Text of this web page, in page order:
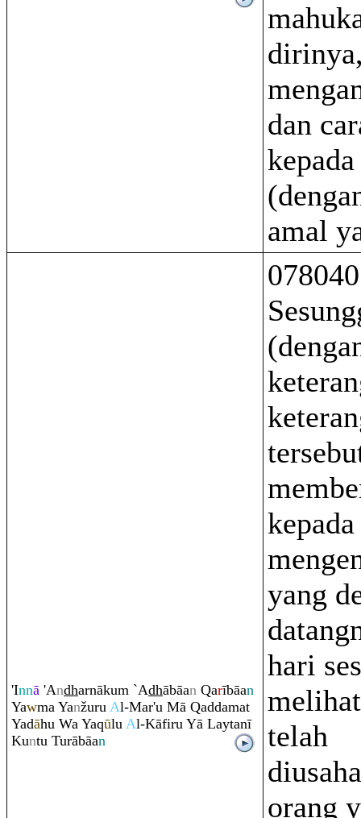
dan
amal
'Innā 'Andharnākum `Adhābāan Qarībāan
Yawma Yanžuru Al-Mar'u Mā Qaddamat
Yadāhu Wa Yaqūlu Al-Kāfiru Yā Laytanī
Kuntu Turābāan
078040
yang
hari
telah
orang